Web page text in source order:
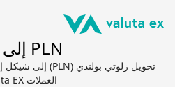
PLN إلى ILS
العملات Valuta EX